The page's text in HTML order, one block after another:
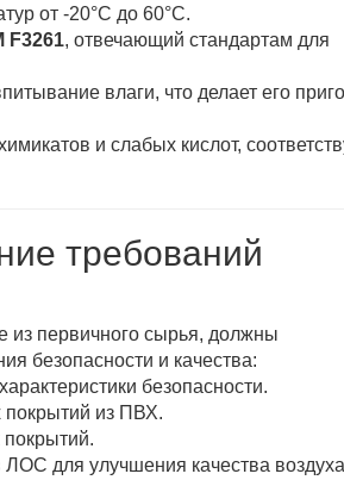
от -20°С до 60°С.
F3261, отвечающий стандартам для
влаги, что делает его
и слабых кислот,
требований
из первичного сырья, должны
безопасности и качества:
безопасности.
покрытий из ПВХ.
для улучшения качества